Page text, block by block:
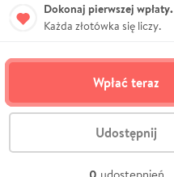
Dokonaj pierwszej wpłaty.
Każda złotówka się liczy.
Wpłać teraz
Udostępnij